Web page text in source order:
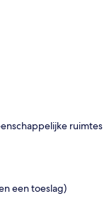
ruimtes
een toeslag)